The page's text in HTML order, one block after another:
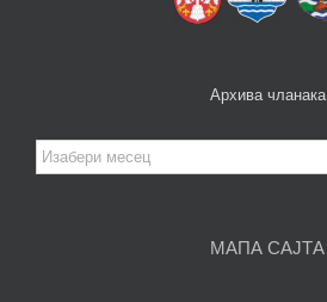
Архива чланака
Архива
чланака
МАПА САЈТА